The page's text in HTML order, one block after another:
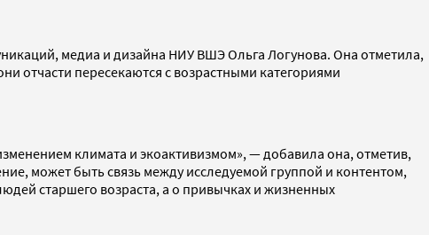
медиа и дизайна НИУ ВШЭ Ольга Логунова. Она отметила,
отчасти пересекаются с возрастными категориями
климата и экоактивизмом», — добавила она, отметив,
может быть связь между исследуемой группой и контентом,
старшего возраста, а о привычках и жизненных